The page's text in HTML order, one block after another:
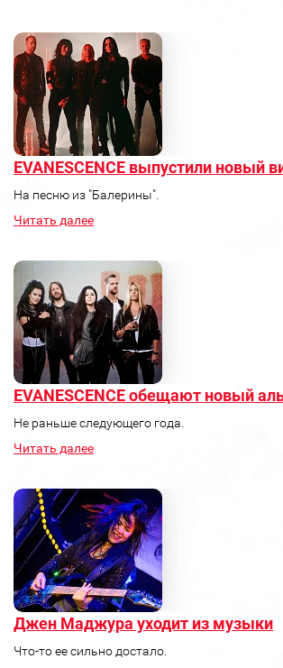
EVANESCENCE выпустили новый
На песню из "Балерины".
Читать далее
EVANESCENCE обещают новый
Не раньше следующего года.
Читать далее
Джен Маджура уходит из музыки
Что-то ее сильно достало.